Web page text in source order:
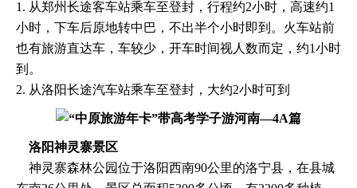
1. 从郑州长途客车站乘车至登封，行程约2小时，高速约1
小时，下车后原地转中巴，不出半个小时即到。火车站前
也有旅游直达车，车较少，开车时间视人数而定，约1小时
到。
2. 从洛阳长途汽车站乘车至登封，大约2小时可到
洛阳神灵寨景区
神灵寨森林公园位于洛阳西南90公里的洛宁县，在县城